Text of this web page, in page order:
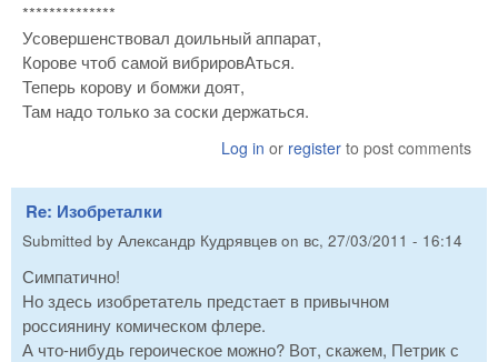
**************
Усовершенствовал доильный аппарат,
Корове чтоб самой вибрировАться.
Теперь корову и бомжи доят,
Там надо только за соски держаться.
Log in or register to post comments
Re: Изобреталки
Submitted by Александр Кудрявцев on вс, 27/03/2011 - 16:14
Симпатично!
Но здесь изобретатель предстает в привычном
россиянину комическом флере.
А что-нибудь героическое можно? Вот, скажем, Петрик с